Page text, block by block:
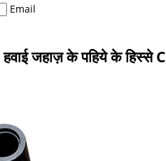
Email
जहाज़ के पहिये के हिस्से